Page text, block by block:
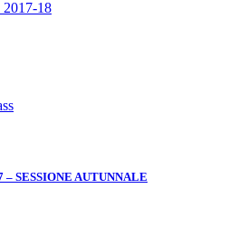
2017-18
SESSIONE AUTUNNALE